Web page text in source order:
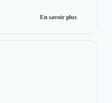
En savoir plus